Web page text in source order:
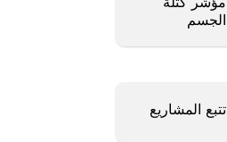
الجسم
تتبع المشاريع